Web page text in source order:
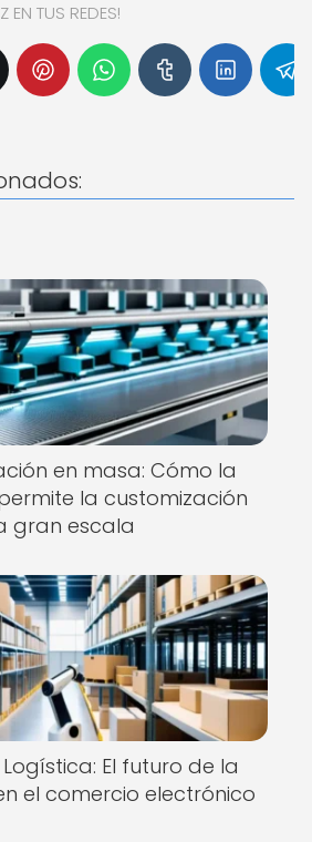
EN TUS REDES!
en masa: Cómo la
la customización
gran escala
El futuro de la
el comercio electrónico